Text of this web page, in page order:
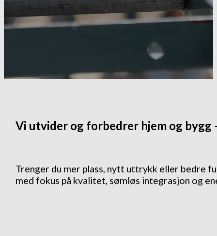
Vi utvider og forbedrer hjem og bygg
Trenger du mer plass, nytt uttrykk eller bedre
med fokus på kvalitet, sømløs integrasjon og